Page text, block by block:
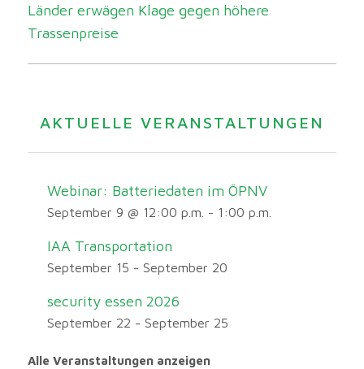
Länder erwägen Klage gegen höhere
Trassenpreise
AKTUELLE VERANSTALTUNGEN
Webinar: Batteriedaten im ÖPNV
September 9 @ 12:00 p.m. - 1:00 p.m.
IAA Transportation
September 15 - September 20
security essen 2026
September 22 - September 25
Alle Veranstaltungen anzeigen